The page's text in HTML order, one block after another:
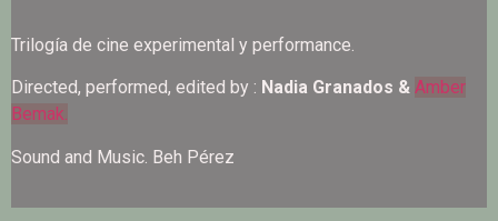
Trilogía de cine experimental y performance.
Directed, performed, edited by : Nadia Granados & Amber
Bemak.
Sound and Music. Beh Pérez